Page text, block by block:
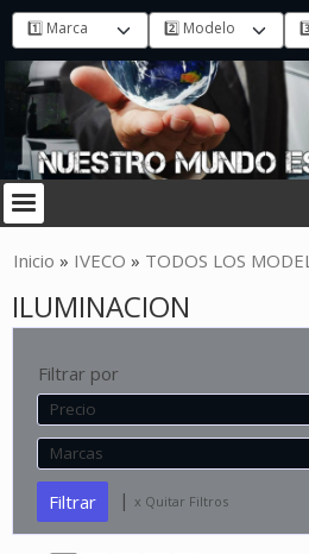
Inicio » IVECO » TODOS LOS
ILUMINACION
Filtrar por
Precio
Marcas
| x Quitar Filtros